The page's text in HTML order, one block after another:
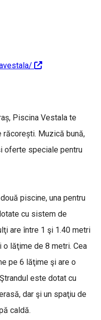
Piscina Vestala te
răcorești. Muzică bună,
oferte speciale pentru
piscine, una pentru
cu sistem de
are între 1 şi 1.40 metri
o lăţime de 8 metri. Cea
pe 6 lăţime şi are o
este dotat cu
dar şi un spaţiu de
caldă.